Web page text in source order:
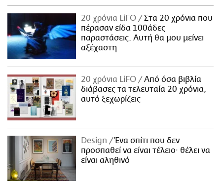
20 χρόνια LiFO
Στα 20 χρόνια που
πέρασαν είδα 100άδες
παραστάσεις. Αυτή θα μου μείνει
αξέχαστη
20 χρόνια LiFO
Από όσα βιβλία
διάβασες τα τελευταία 20 χρόνια,
αυτό ξεχωρίζεις
Design
Ένα σπίτι που δεν
προσπαθεί να είναι τέλειο· θέλει να
είναι αληθινό